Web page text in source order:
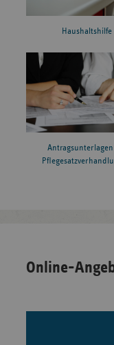
Haushaltshilfe
Online-